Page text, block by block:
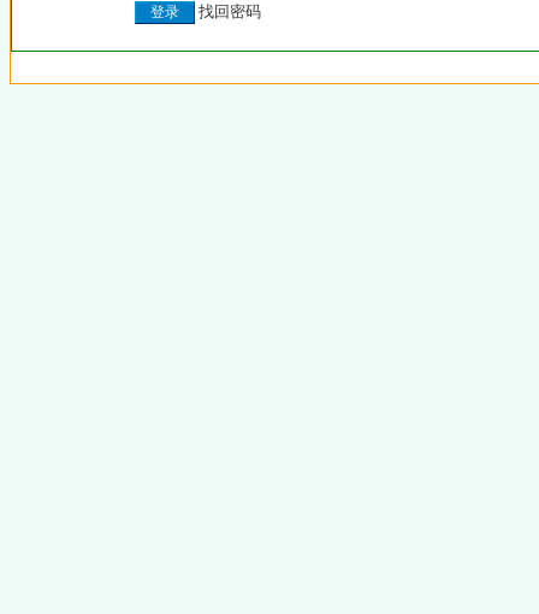
找回密码